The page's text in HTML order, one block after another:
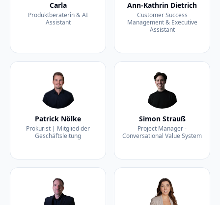
Carla
Produktberaterin & AI
Assistant
Ann-Kathrin Dietrich
Customer Success
Management & Executive
Assistant
Patrick Nölke
Prokurist | Mitglied der
Geschäftsleitung
Simon Strauß
Project Manager -
Conversational Value System